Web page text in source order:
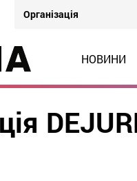
Організація
НОВИНИ